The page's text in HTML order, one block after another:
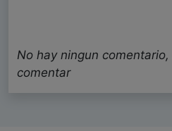
No hay ningun
comentar